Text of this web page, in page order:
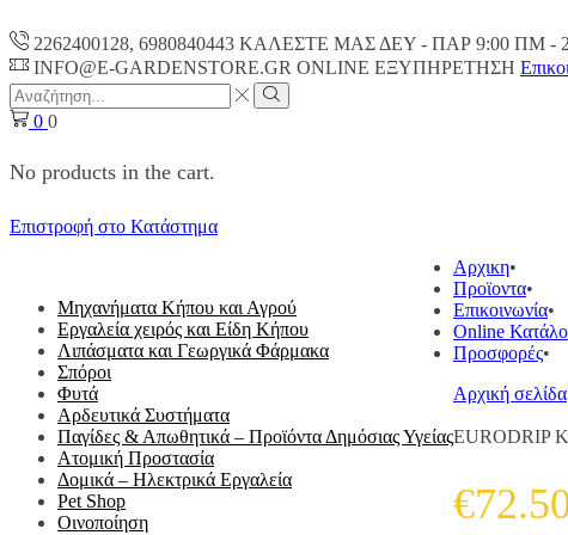
2262400128, 6980840443 ΚΑΛΕΣΤΕ ΜΑΣ ΔΕΥ - ΠΑΡ 9:00 ΠM -
INFO@E-GARDENSTORE.GR ONLINE ΕΞΥΠΗΡΕΤΗΣH
Search
input
Search
0 0
No products in the cart.
Επιστροφή στο Κατάστημα
Μηχανήματα Κήπου και Αγρού
Εργαλεία χειρός και Είδη Κήπου
Λιπάσματα και Γεωργικά Φάρμακα
Σπόροι
Φυτά
Αρδευτικά Συστήματα
Παγίδες & Απωθητικά – Προϊόντα Δημόσιας Υγείας
Ατομική Προστασία
Δομικά – Ηλεκτρικά Εργαλεία
Pet Shop
Οινοποίηση
Αρχικη
Προϊοντα
Επικοινωνία
Online
Προσφορές
Αρχική σελίδα
€